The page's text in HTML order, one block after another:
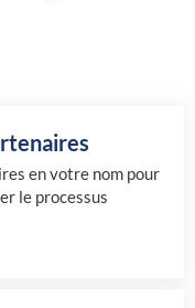
en votre nom pour
le processus